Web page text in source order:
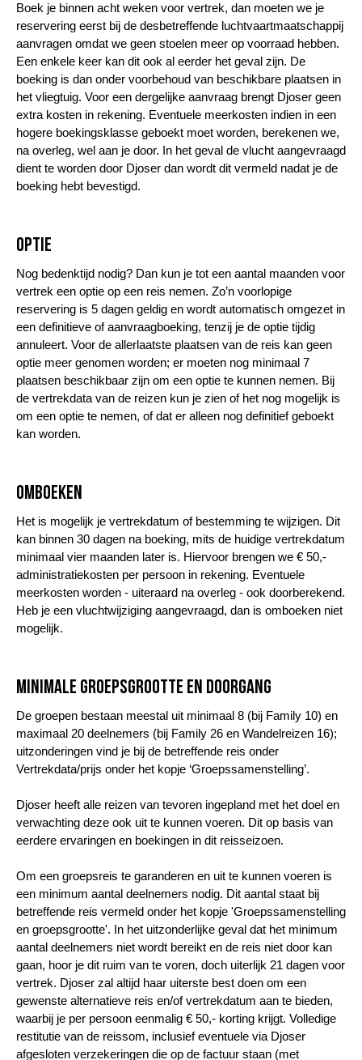
Boek je binnen acht weken voor vertrek, dan moeten we je
reservering eerst bij de desbetreffende luchtvaartmaatschappij
aanvragen omdat we geen stoelen meer op voorraad hebben.
Een enkele keer kan dit ook al eerder het geval zijn. De
boeking is dan onder voorbehoud van beschikbare plaatsen in
het vliegtuig. Voor een dergelijke aanvraag brengt Djoser geen
extra kosten in rekening. Eventuele meerkosten indien in een
hogere boekingsklasse geboekt moet worden, berekenen we,
na overleg, wel aan je door. In het geval de vlucht aangevraagd
dient te worden door Djoser dan wordt dit vermeld nadat je de
boeking hebt bevestigd.
Optie
Nog bedenktijd nodig? Dan kun je tot een aantal maanden voor
vertrek een optie op een reis nemen. Zo’n voorlopige
reservering is 5 dagen geldig en wordt automatisch omgezet in
een definitieve of aanvraagboeking, tenzij je de optie tijdig
annuleert. Voor de allerlaatste plaatsen van de reis kan geen
optie meer genomen worden; er moeten nog minimaal 7
plaatsen beschikbaar zijn om een optie te kunnen nemen. Bij
de vertrekdata van de reizen kun je zien of het nog mogelijk is
om een optie te nemen, of dat er alleen nog definitief geboekt
kan worden.
Omboeken
Het is mogelijk je vertrekdatum of bestemming te wijzigen. Dit
kan binnen 30 dagen na boeking, mits de huidige vertrekdatum
minimaal vier maanden later is. Hiervoor brengen we € 50,-
administratiekosten per persoon in rekening. Eventuele
meerkosten worden - uiteraard na overleg - ook doorberekend.
Heb je een vluchtwijziging aangevraagd, dan is omboeken niet
mogelijk.
Minimale groepsgrootte en doorgang
De groepen bestaan meestal uit minimaal 8 (bij Family 10) en
maximaal 20 deelnemers (bij Family 26 en Wandelreizen 16);
uitzonderingen vind je bij de betreffende reis onder
Vertrekdata/prijs onder het kopje ‘Groepssamenstelling’.
Djoser heeft alle reizen van tevoren ingepland met het doel en
verwachting deze ook uit te kunnen voeren. Dit op basis van
eerdere ervaringen en boekingen in dit reisseizoen.
Om een groepsreis te garanderen en uit te kunnen voeren is
een minimum aantal deelnemers nodig. Dit aantal staat bij
betreffende reis vermeld onder het kopje 'Groepssamenstelling
en groepsgrootte'. In het uitzonderlijke geval dat het minimum
aantal deelnemers niet wordt bereikt en de reis niet door kan
gaan, hoor je dit ruim van te voren, doch uiterlijk 21 dagen voor
vertrek. Djoser zal altijd haar uiterste best doen om een
gewenste alternatieve reis en/of vertrekdatum aan te bieden,
waarbij je per persoon eenmalig € 50,- korting krijgt. Volledige
restitutie van de reissom, inclusief eventuele via Djoser
afgesloten verzekeringen die op de factuur staan (met